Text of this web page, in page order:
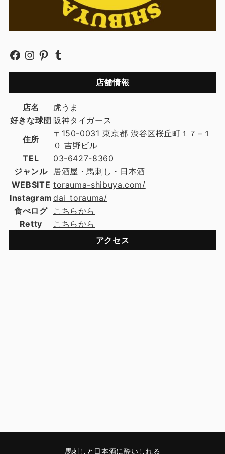
店舗情報
店名
虎うま
好きな球団 阪神タイガース
住所
〒150-0031 東京都 渋谷区桜丘町１７−１
０ 吉野ビル
TEL
03-6427-8360
ジャンル
居酒屋・馬刺し・日本酒
WEBSITE torauma-shibuya.com/
Instagram dai_torauma/
食べログ
こちらから
Retty
こちらから
アクセス
馬刺しと日本酒に酔いしれる